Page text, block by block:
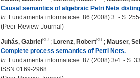
Causal semantics of algebraic Petri Nets
In: Fundamenta informaticae. 86 (2008) 3. - S.
(Peer-Review-Journal)
Juhás, Gabriel ; Lorenz, Robert ; Mauser,
Complete process semantics of Petri Nets.
In: Fundamenta informaticae. 87 (2008) 3/4. - S.
ISSN 0169-2968